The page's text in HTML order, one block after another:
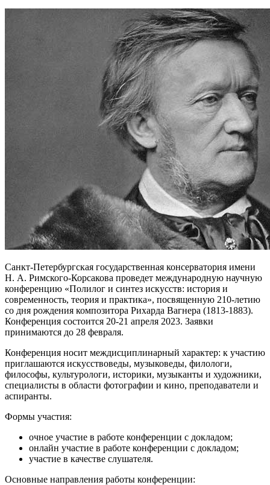
Санкт-Петербургская государственная консерватория имени
Н. А. Римского-Корсакова проведет международную научную
конференцию «Полилог и синтез искусств: история и
современность, теория и практика», посвященную 210-летию
со дня рождения композитора Рихарда Вагнера (1813-1883).
Конференция состоится 20-21 апреля 2023. Заявки
принимаются до 28 февраля.
Конференция носит междисциплинарный характер: к участию
приглашаются искусствоведы, музыковеды, филологи,
философы, культурологи, историки, музыканты и художники,
специалисты в области фотографии и кино, преподаватели и
аспиранты.
Формы участия:
очное участие в работе конференции с докладом;
онлайн участие в работе конференции с докладом;
участие в качестве слушателя.
Основные направления работы конференции: